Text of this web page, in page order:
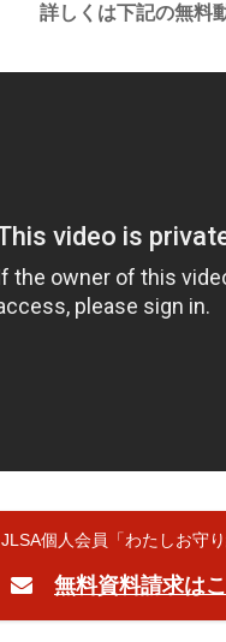
詳しくは下記の無料
JLSA個人会員「わたしお守り
無料資料請求は